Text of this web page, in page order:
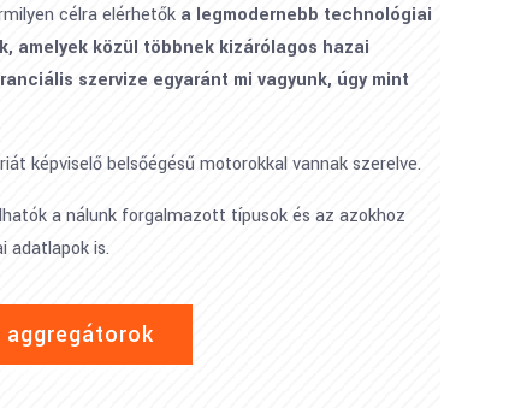
célra elérhetők a legmodernebb technológiai
amelyek közül többnek kizárólagos hazai
szervize egyaránt mi vagyunk, úgy mint
képviselő belsőégésű motorokkal vannak szerelve.
a nálunk forgalmazott típusok és az azokhoz
adatlapok is.